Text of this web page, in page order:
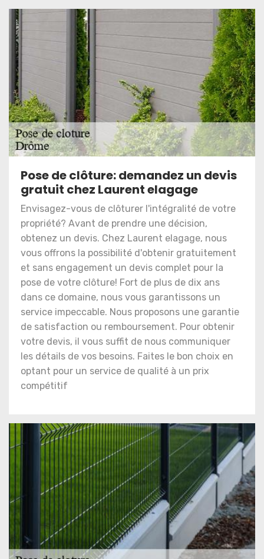
Pose de clôture: demandez un devis
gratuit chez Laurent elagage
Envisagez-vous de clôturer l'intégralité de votre
propriété? Avant de prendre une décision,
obtenez un devis. Chez Laurent elagage, nous
vous offrons la possibilité d'obtenir gratuitement
et sans engagement un devis complet pour la
pose de votre clôture! Fort de plus de dix ans
dans ce domaine, nous vous garantissons un
service impeccable. Nous proposons une garantie
de satisfaction ou remboursement. Pour obtenir
votre devis, il vous suffit de nous communiquer
les détails de vos besoins. Faites le bon choix en
optant pour un service de qualité à un prix
compétitif